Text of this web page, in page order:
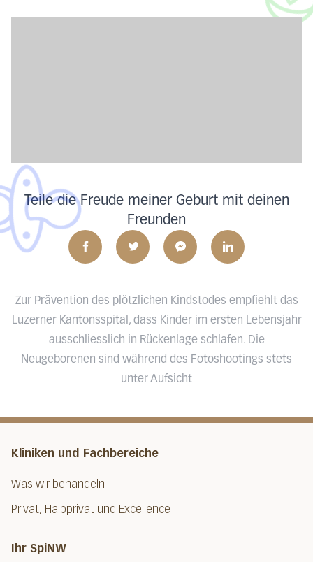
Teile die Freude meiner Geburt mit deinen
Freunden
Zur Prävention des plötzlichen Kindstodes empfiehlt das
Luzerner Kantonsspital, dass Kinder im ersten Lebensjahr
ausschliesslich in Rückenlage schlafen. Die
Neugeborenen sind während des Fotoshootings stets
unter Aufsicht
Kliniken und Fachbereiche
Was wir behandeln
Privat, Halbprivat und Excellence
Ihr SpiNW